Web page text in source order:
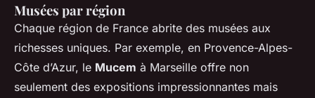
Musées par région
Chaque région de France abrite des musées aux
richesses uniques. Par exemple, en Provence-Alpes-
Côte d’Azur, le Mucem à Marseille offre non
seulement des expositions impressionnantes mais